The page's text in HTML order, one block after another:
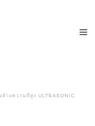
ล้างความถี่สูง ULTRASONIC